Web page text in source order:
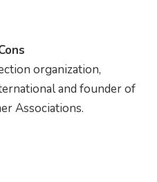
organization,
and founder of
Associations.